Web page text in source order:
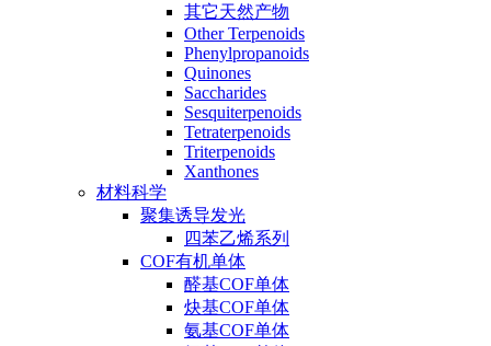
其它天然产物
Other Terpenoids
Phenylpropanoids
Quinones
Saccharides
Sesquiterpenoids
Tetraterpenoids
Triterpenoids
Xanthones
材料科学
聚集诱导发光
四苯乙烯系列
COF有机单体
醛基COF单体
炔基COF单体
氨基COF单体